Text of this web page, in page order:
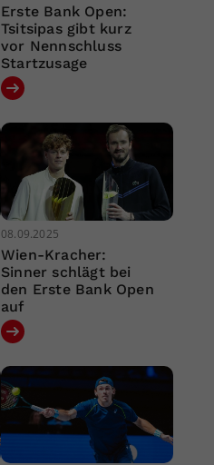
Erste Bank Open:
Tsitsipas gibt kurz
vor Nennschluss
Startzusage
08.09.2025
Wien-Kracher:
Sinner schlägt bei
den Erste Bank Open
auf